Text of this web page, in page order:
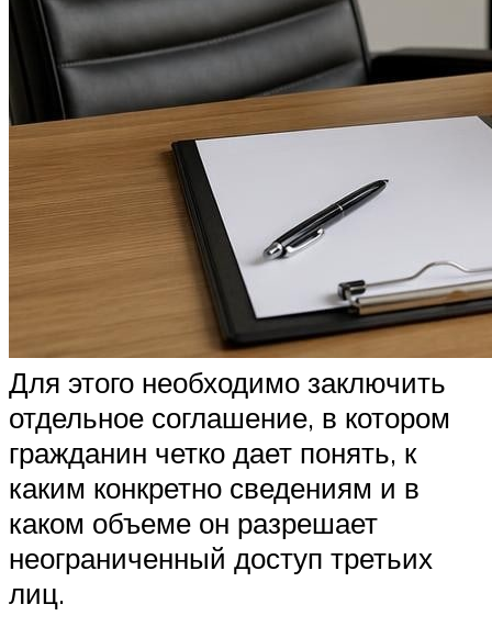
Для этого необходимо заключить
отдельное соглашение, в котором
гражданин четко дает понять, к
каким конкретно сведениям и в
каком объеме он разрешает
неограниченный доступ третьих
лиц.